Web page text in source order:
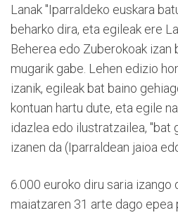
Lanak "Iparraldeko euskara
beharko dira, eta egileak ere
Beherea edo Zuberokoak izan
mugarik gabe. Lehen edizio
izanik, egileak bat baino
kontuan hartu dute, eta egile
idazlea edo ilustratzailea, "bat
izanen da (Iparraldean jaioa
6.000 euroko diru saria izango
maiatzaren 31 arte dago epea